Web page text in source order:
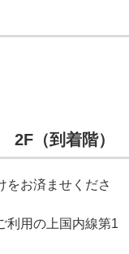
（到着階）
をお済ませくださ
利用の上国内線第1